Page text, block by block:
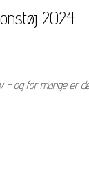
2024
– og for mange er